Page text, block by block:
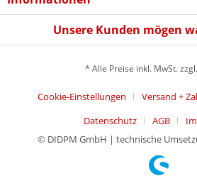
Unsere Kunden mögen
* Alle Preise inkl. MwSt. zzgl.
Cookie-Einstellungen Versand +
Datenschutz
AGB
© DIDPM GmbH | technische